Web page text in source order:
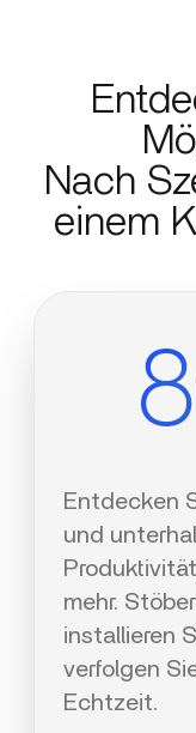
Nach
einem
Entdecken
und
mehr.
installieren
verfolgen
Echtzeit.